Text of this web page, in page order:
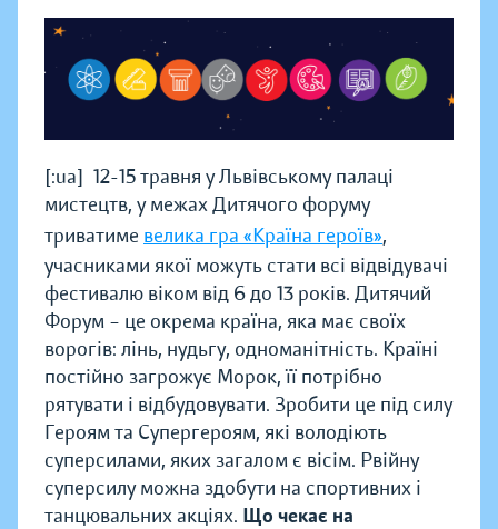
[:ua]12-15 травня у Львівському палаці
мистецтв, у межах Дитячого форуму
триватиме велика гра «Країна героїв»,
учасниками якої можуть стати всі відвідувачі
фестивалю віком від 6 до 13 років. Дитячий
Форум – це окрема країна, яка має своїх
ворогів: лінь, нудьгу, одноманітність. Країні
постійно загрожує Морок, її потрібно
рятувати і відбудовувати. Зробити це під силу
Героям та Супергероям, які володіють
суперсилами, яких загалом є вісім. Рвійну
суперсилу можна здобути на спортивних і
танцювальних акціях. Що чекає на